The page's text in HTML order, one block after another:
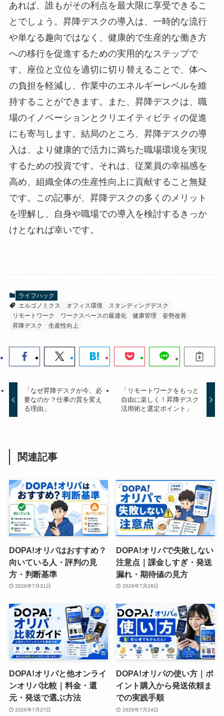
あれば、誰もがその利点を最大限に享受できるこ
とでしょう。昇降デスクの導入は、一時的な流行
や単なる趣向ではなく、健康的で生産的な働き方
への移行を促進するための実用的なステップで
す。座位と立位を適切に切り替えることで、体へ
の負担を軽減し、作業中のエネルギーレベルを維
持することができます。また、昇降デスクは、職
場のイノベーションとクリエイティビティの促進
にも寄与します。結局のところ、昇降デスクの導
入は、より健康的で活力に満ちた職場環境を実現
するための投資です。それは、従業員の幸福感を
高め、組織全体の生産性向上に貢献すること無疑
です。この記事が、昇降デスクの多くのメリット
を理解し、自身や職場での導入を検討するきっか
けとなれば幸いです。
ライフハック
エルゴノミクス
オフィス環境
スタンディングデスク
リモートワーク
ワークスペースの最適化 健康管理
姿勢改善
昇降デスク
生産性向上
「なぜ昇降デスクが今、必
要なのか？仕事の質を変え
る理由」
「リモートワークをもっと
自由に楽しく！昇降デスク
活用術と選定ポイント」
関連記事
DOPA!オリパはおすすめ？
向いている人・評判の見
方・判断基準
2026年7月31日
DOPA!オリパで失敗しない
注意点｜課金しすぎ・発送
漏れ・期待値の見方
2026年7月28日
DOPA!オリパと他オンライ
ンオリパ比較｜料金・還
元・発送で選ぶ方法
2026年7月27日
DOPA!オリパの使い方｜ポ
イント購入から発送依頼ま
での実践手順
2026年7月24日